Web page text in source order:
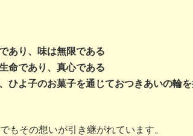
あり、味は無限である
命であり、真心である
ひよ子のお菓子を通じておつきあいの輪
もその想いが引き継がれています。